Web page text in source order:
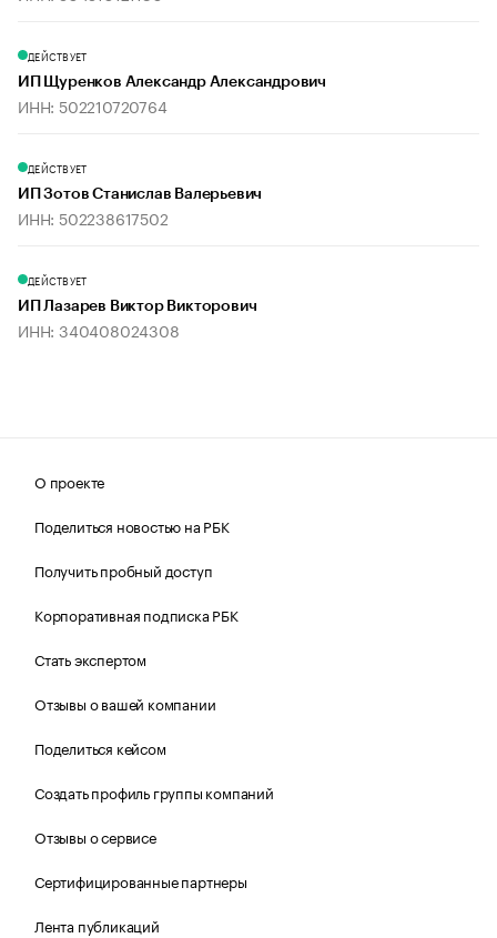
ДЕЙСТВУЕТ
ИП Щуренков Александр Александрович
ИНН: 502210720764
ДЕЙСТВУЕТ
ИП Зотов Станислав Валерьевич
ИНН: 502238617502
ДЕЙСТВУЕТ
ИП Лазарев Виктор Викторович
ИНН: 340408024308
О проекте
Поделиться новостью на РБК
Получить пробный доступ
Корпоративная подписка РБК
Стать экспертом
Отзывы о вашей компании
Поделиться кейсом
Создать профиль группы компаний
Отзывы о сервисе
Сертифицированные партнеры
Лента публикаций